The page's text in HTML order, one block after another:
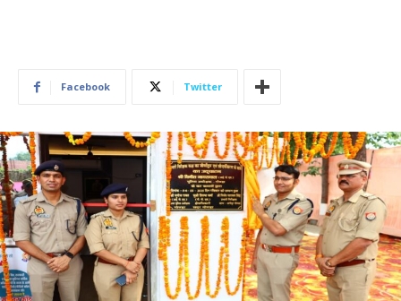
Facebook Twitter